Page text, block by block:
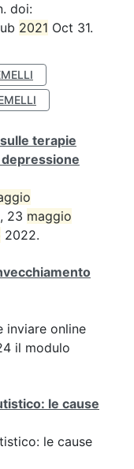
doi:
2021 Oct 31.
terapie
23 maggio
2022.
inviare online
il modulo
le cause
le cause